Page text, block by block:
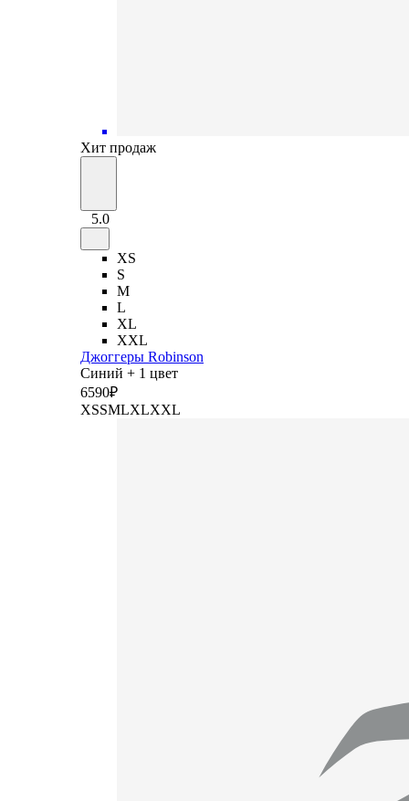
Хит продаж
5.0
XS
S
M
L
XL
XXL
Джоггеры Robinson
Синий + 1 цвет
6590₽
XSSMLXLXXL